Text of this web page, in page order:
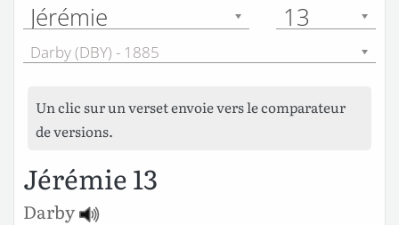
Jérémie 13
Darby (DBY) - 1885
Un clic sur un verset envoie vers le comparateur
de versions.
Jérémie 13
Darby